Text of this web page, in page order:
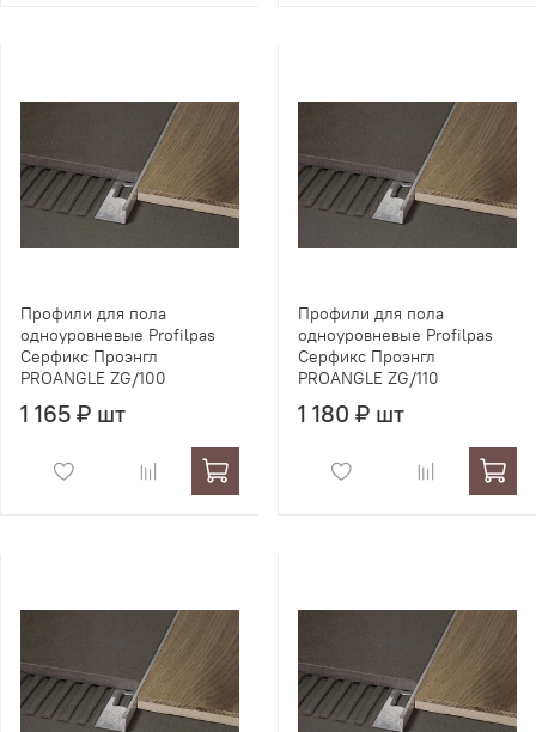
Профили для пола
одноуровневые Profilpas
Серфикс Проэнгл
PROANGLE ZG/100
1 165 ₽ шт
Профили для пола
одноуровневые Profilpas
Серфикс Проэнгл
PROANGLE ZG/110
1 180 ₽ шт